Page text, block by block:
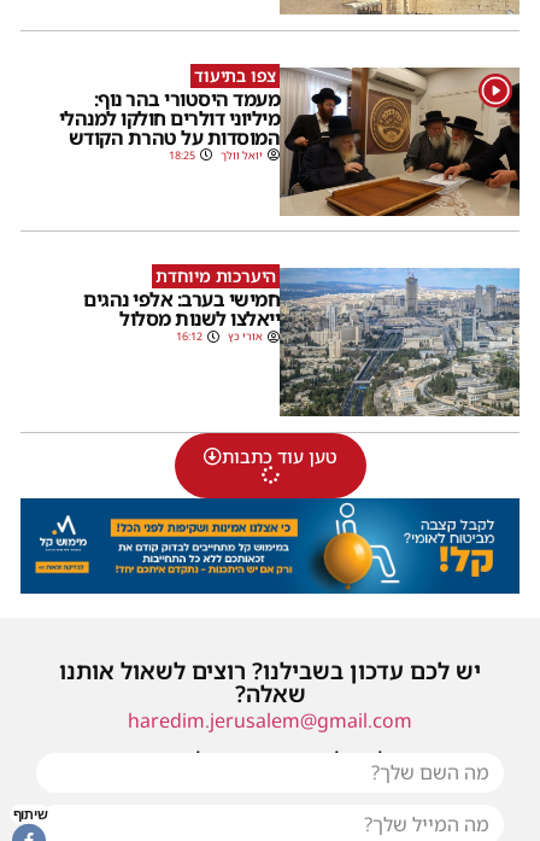
1 צפו בתיעוד
מעמד היסטורי בהר נוף:
מיליוני דולרים חולקו למנהלי
המוסדות על טהרת הקודש
יואל וולך 18:25
היערכות מיוחדת
חמישי בערב: אלפי נהגים
ייאלצו לשנות מסלול
אורי כץ 16:12
טען עוד כתבות
יש לכם עדכון בשבילנו? רוצים לשאול אותנו
שאלה?
haredim.jerusalem@gmail.com
או שילחו אלינו פנייה ונחזור אליכם בהקדם
שיתוף